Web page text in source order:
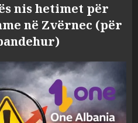
nis hetimet për
në Zvërnec (për